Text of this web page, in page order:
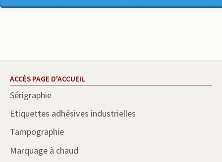
ACCÈS PAGE D'ACCUEIL
Sérigraphie
Etiquettes adhésives industrielles
Tampographie
Marquage à chaud